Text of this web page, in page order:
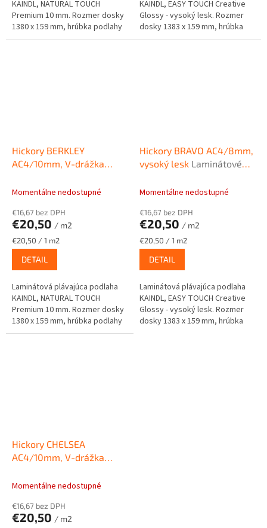
KAINDL, NATURAL TOUCH
Premium 10 mm. Rozmer dosky
1380 x 159 mm, hrúbka podlahy
10mm.
KAINDL, EASY TOUCH Creative
Glossy - vysoký lesk. Rozmer
dosky 1383 x 159 mm, hrúbka
podlahy 8mm.
Hickory BERKLEY
AC4/10mm, V-drážka
podlahy KAINDL NATURAL
Momentálne nedostupné
€16,67 bez DPH
€20,50 / m2
Jednotková
cena:
€20,50 / 1 m2
DETAIL
Laminátová plávajúca podlaha
KAINDL, NATURAL TOUCH
Premium 10 mm. Rozmer dosky
1380 x 159 mm, hrúbka podlahy
10mm.
Hickory BRAVO AC4/8mm,
vysoký lesk Laminátové
TOUCH CREATIVE GLOSSY
Momentálne nedostupné
€16,67 bez DPH
€20,50 / m2
Jednotková
cena:
€20,50 / 1 m2
DETAIL
Laminátová plávajúca podlaha
KAINDL, EASY TOUCH Creative
Glossy - vysoký lesk. Rozmer
dosky 1383 x 159 mm, hrúbka
Hickory CHELSEA
AC4/10mm, V-drážka
podlaha KAINDL NATURAL
Momentálne nedostupné
€16,67 bez DPH
€20,50 / m2